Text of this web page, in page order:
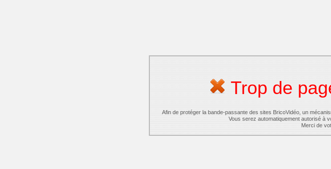
Trop de
Afin de protéger la bande-passante des sites BricoVidéo, un
Vous serez automatiquement autorisé à
Merci de